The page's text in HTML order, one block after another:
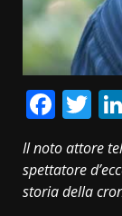
Il noto attore
spettatore
storia della